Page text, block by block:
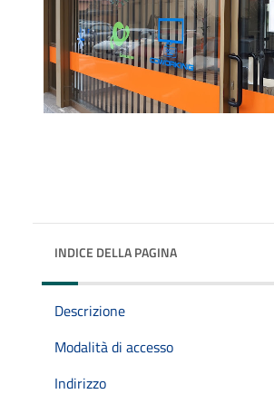
INDICE DELLA PAGINA
Descrizione
Modalità di accesso
Indirizzo